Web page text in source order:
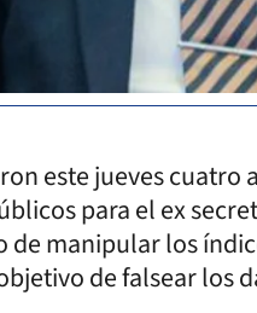
este jueves cuatro
para el ex
manipular los
de falsear los